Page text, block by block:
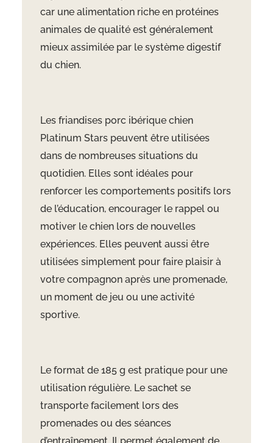
car une alimentation riche en protéines
animales de qualité est généralement
mieux assimilée par le système digestif
du chien.
Les friandises porc ibérique chien
Platinum Stars peuvent être utilisées
dans de nombreuses situations du
quotidien. Elles sont idéales pour
renforcer les comportements positifs lors
de l’éducation, encourager le rappel ou
motiver le chien lors de nouvelles
expériences. Elles peuvent aussi être
utilisées simplement pour faire plaisir à
votre compagnon après une promenade,
un moment de jeu ou une activité
sportive.
Le format de 185 g est pratique pour une
utilisation régulière. Le sachet se
transporte facilement lors des
promenades ou des séances